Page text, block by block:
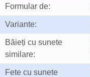
Formular de:
Variante:
Băieți cu sunete
similare:
Fete cu sunete